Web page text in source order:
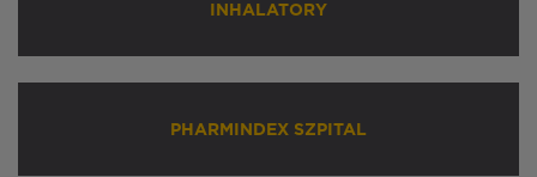
INHALATORY
PHARMINDEX SZPITAL